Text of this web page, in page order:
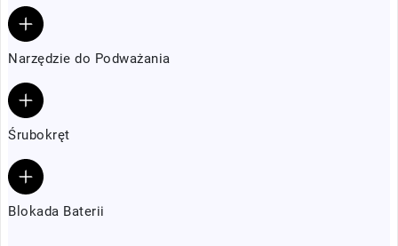
Narzędzie do Podważania
Śrubokręt
Blokada Baterii